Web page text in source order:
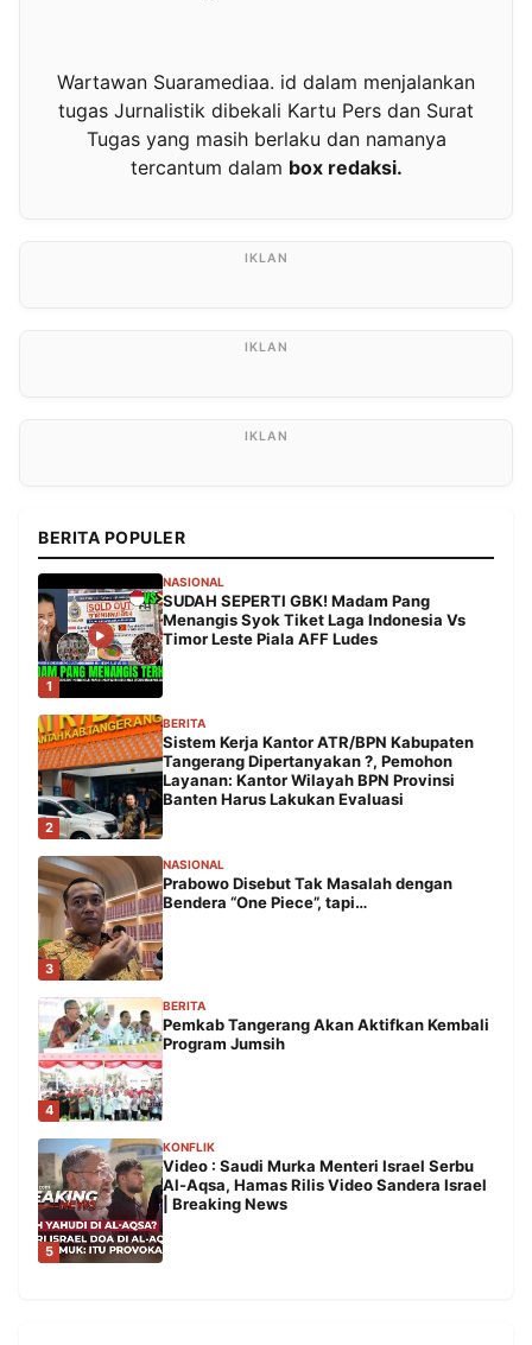
Wartawan Suaramediaa. id dalam menjalankan
tugas Jurnalistik dibekali Kartu Pers dan Surat
Tugas yang masih berlaku dan namanya
tercantum dalam box redaksi.
BERITA POPULER
1
NASIONAL
SUDAH SEPERTI GBK! Madam Pang
Menangis Syok Tiket Laga Indonesia Vs
Timor Leste Piala AFF Ludes
2
BERITA
Sistem Kerja Kantor ATR/BPN Kabupaten
Tangerang Dipertanyakan ?, Pemohon
Layanan: Kantor Wilayah BPN Provinsi
Banten Harus Lakukan Evaluasi
3
NASIONAL
Prabowo Disebut Tak Masalah dengan
Bendera “One Piece”, tapi…
4
BERITA
Pemkab Tangerang Akan Aktifkan Kembali
Program Jumsih
5
KONFLIK
Video : Saudi Murka Menteri Israel Serbu
Al-Aqsa, Hamas Rilis Video Sandera Israel
| Breaking News